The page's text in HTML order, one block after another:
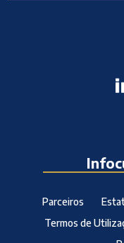
Parceiros
Termos de